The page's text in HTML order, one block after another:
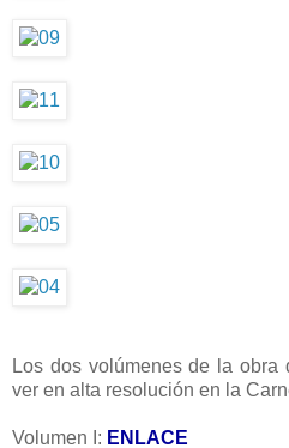
Los dos volúmenes de la obra
ver en alta resolución en la
Volumen I: ENLACE